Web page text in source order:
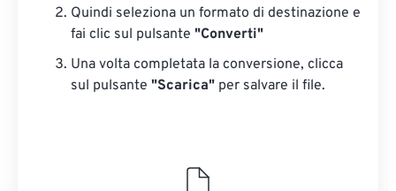
Quindi seleziona un formato di destinazione e
fai clic sul pulsante "Converti"
Una volta completata la conversione, clicca
sul pulsante "Scarica" ​​per salvare il file.